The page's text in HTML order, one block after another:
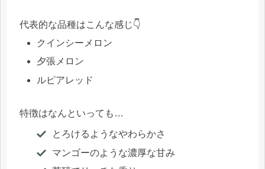
代表的な品種はこんな感じ👇
クインシーメロン
夕張メロン
ルピアレッド
特徴はなんといっても…
とろけるようなやわらかさ
マンゴーのような濃厚な甘み